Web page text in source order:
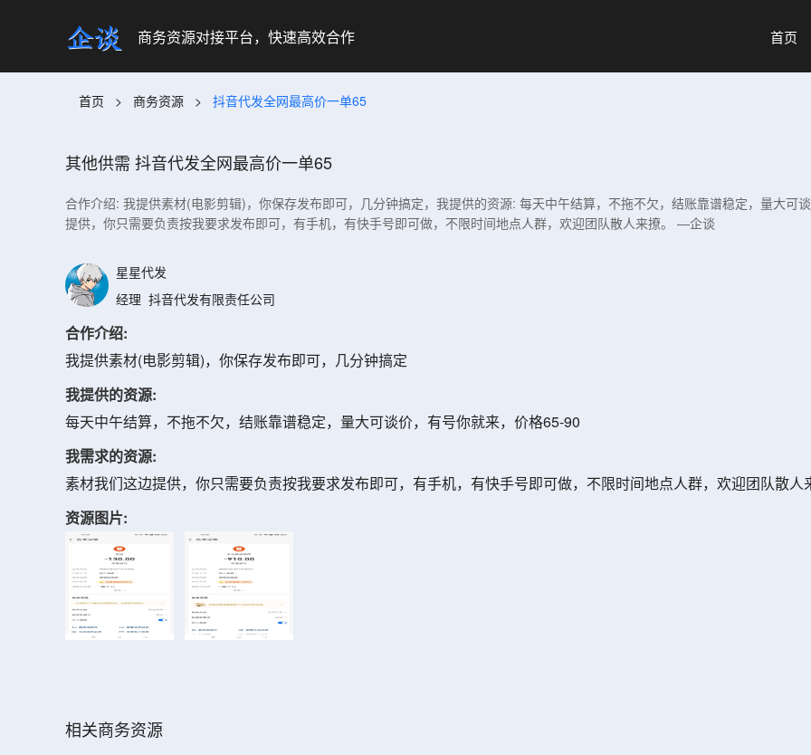
商务资源对接平台，快速高效合作 首页
首页 > 商务资源 > 抖音代发全网最高价一单65
其他供需 抖音代发全网最高价一单65
合作介绍: 我提供素材(电影剪辑)，你保存发布即可，几分钟搞定，我提供的资源: 每天中午结算，不拖不欠，结账靠谱稳定，量大可
提供，你只需要负责按我要求发布即可，有手机，有快手号即可做，不限时间地点人群，欢迎团队散人来撩。 —企谈
星星代发
经理 抖音代发有限责任公司
合作介绍:
我提供素材(电影剪辑)，你保存发布即可，几分钟搞定
我提供的资源:
每天中午结算，不拖不欠，结账靠谱稳定，量大可谈价，有号你就来，价格65-90
我需求的资源:
素材我们这边提供，你只需要负责按我要求发布即可，有手机，有快手号即可做，不限时间地点人群，欢迎团队散人
资源图片:
相关商务资源